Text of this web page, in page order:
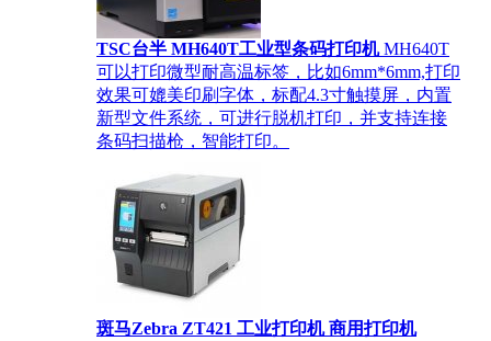
TSC台半 MH640T工业型条码打印机 MH640T
可以打印微型耐高温标签，比如6mm*6mm,打印
效果可媲美印刷字体，标配4.3寸触摸屏，内置
新型文件系统，可进行脱机打印，并支持连接
条码扫描枪，智能打印。
斑马Zebra ZT421 工业打印机 商用打印机